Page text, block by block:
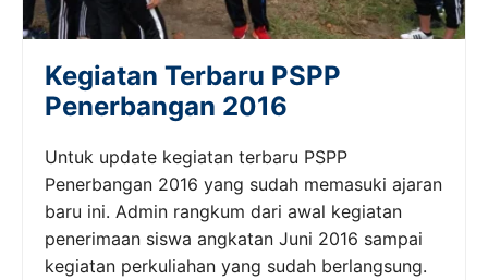
Kegiatan Terbaru PSPP
Penerbangan 2016
Untuk update kegiatan terbaru PSPP
Penerbangan 2016 yang sudah memasuki ajaran
baru ini. Admin rangkum dari awal kegiatan
penerimaan siswa angkatan Juni 2016 sampai
kegiatan perkuliahan yang sudah berlangsung.